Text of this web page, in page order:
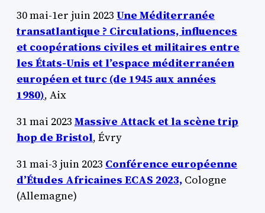
30 mai-1er juin 2023 Une Méditerranée
transatlantique ? Circulations, influences
et coopérations civiles et militaires entre
les États-Unis et l’espace méditerranéen
européen et turc (de 1945 aux années
1980), Aix
31 mai 2023 Massive Attack et la scène trip
hop de Bristol, Évry
31 mai-3 juin 2023 Conférence européenne
d’Études Africaines ECAS 2023, Cologne
(Allemagne)